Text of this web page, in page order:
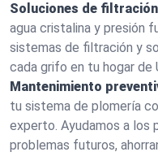
Soluciones de
agua cristalina y presión
sistemas de filtración y
cada grifo en tu hogar de
Mantenimiento
tu sistema de plomería
experto. Ayudamos a los
problemas futuros,